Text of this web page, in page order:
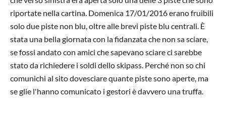
riportate nella cartina. Domenica 17/01/2016 erano fruibili
solo due piste non blu, oltre alle brevi piste blu centrali. È
stata una bella giornata con la fidanzata che non sa sciare,
se fossi andato con amici che sapevano sciare ci sarebbe
stato da richiedere i soldi dello skipass. Perché non so chi
comunichi al sito dovesciare quante piste sono aperte, ma
se glie l'hanno comunicato i gestori è davvero una truffa.